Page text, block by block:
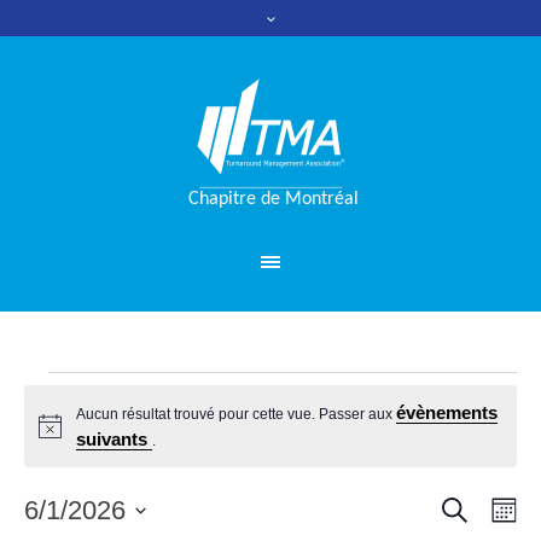
Notice
Aucun résultat trouvé pour cette vue. Passer aux évènements
suivants
6/1/2026